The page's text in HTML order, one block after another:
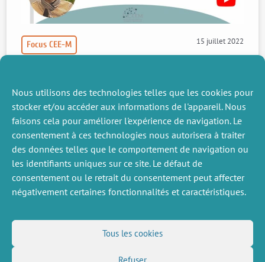
Nous utilisons des technologies telles que les cookies pour
stocker et/ou accéder aux informations de l'appareil. Nous
faisons cela pour améliorer l'expérience de navigation. Le
consentement à ces technologies nous autorisera à traiter
des données telles que le comportement de navigation ou
les identifiants uniques sur ce site. Le défaut de
consentement ou le retrait du consentement peut affecter
négativement certaines fonctionnalités et caractéristiques.
Tous les cookies
Refuser
Focus CEE-M 15 juillet 2022
Article Focus de Brice Magdalou sur son article “A model of social
welfare improving transfers”.
Voir la vidéo
Lire l’article
DIVERS
NOUS SUIVRE
Flux RSS